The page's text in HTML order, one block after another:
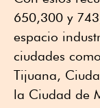
650,300 y
espacio
ciudades
Tijuana,
la Ciudad de